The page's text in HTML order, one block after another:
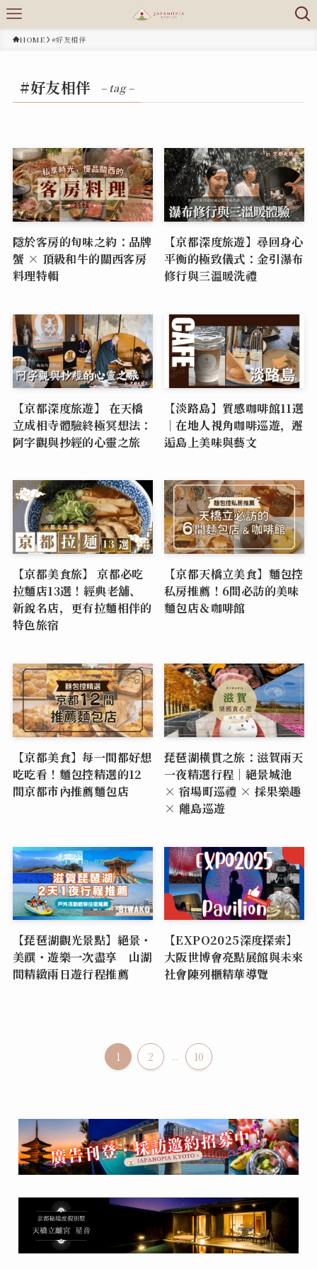
HOME #好友相伴
#好友相伴 – tag –
隱於客房的旬味之約：品牌
蟹 × 頂級和牛的關西客房
料理特輯
【京都深度旅遊】尋回身心
平衡的極致儀式：金引瀑布
修行與三溫暖洗禮
【京都深度旅遊】 在天橋
立成相寺體驗終極冥想法：
阿字觀與抄經的心靈之旅
【淡路島】質感咖啡館11選
｜在地人視角咖啡巡遊，邂
逅島上美味與藝文
【京都美食旅】 京都必吃
拉麵店13選！經典老舖、
新銳名店，更有拉麵相伴的
特色旅宿
【京都天橋立美食】麵包控
私房推薦！6間必訪的美味
麵包店＆咖啡館
【京都美食】每一間都好想
吃吃看！麵包控精選的12
間京都市內推薦麵包店
琵琶湖橫貫之旅：滋賀兩天
一夜精選行程｜絕景城池
× 宿場町巡禮 × 採果樂趣
× 離島巡遊
【琵琶湖觀光景點】絕景・
美饌・遊樂一次盡享 山湖
間精緻兩日遊行程推薦
【EXPO2025深度探索】
大阪世博會亮點展館與未來
社會陳列櫃精華導覽
1 2 ... 10